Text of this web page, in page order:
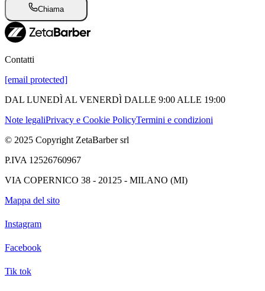
Chiama
Contatti
[email protected]
DAL LUNEDÌ AL VENERDÌ DALLE 9:00 ALLE 19:00
Note legaliPrivacy e Cookie PolicyTermini e condizioni
© 2025 Copyright ZetaBarber srl
P.IVA 12526760967
VIA COPERNICO 38 - 20125 - MILANO (MI)
Mappa del sito
Instagram
Facebook
Tik tok